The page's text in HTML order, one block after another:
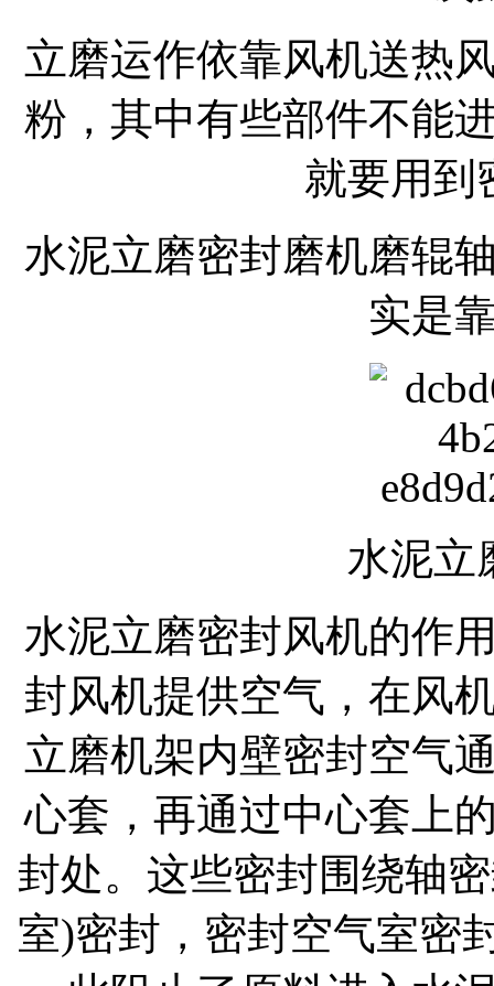
立磨运作依靠风机送热
粉，其中有些部件不能
就要用到
水泥立磨密封磨机磨辊
实是
水泥立
水泥立磨密封风机的作
封风机提供空气，在风
立磨机架内壁密封空气
心套，再通过中心套上
封处。这些密封围绕轴
室)密封，密封空气室密